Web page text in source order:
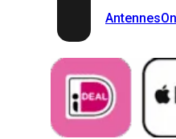
Antennes